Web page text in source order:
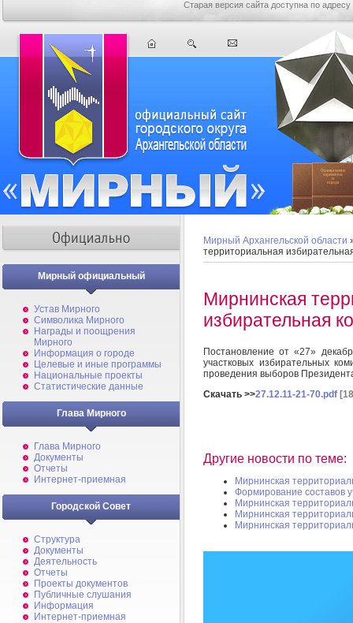
Старая версия сайта доступна по адресу
Мирный официальный
Устав Мирного
Символика Мирного
Награды и поощрения
Мирного
Информация о городе
Целевые и иные программы
Национальные проекты
Статистические данные
Глава Мирного
Глава Мирного
Документы
Отчеты
Интернет-приемная
Городской Совет
Структура
Документы
Деятельность
Отчеты
Проекты документов
Публичные слушания
Информация
Интернет-приемная
Мирный Архангельской области
территориальная
Мирнинская
избирательная
Постановление от «27»
участковых избирательных
проведения выборов
Скачать >>27.12.11-21-70.pdf
Другие новости по теме:
Мирнинская
Формирование составов
Мирнинская
Мирнинская
Мирнинская